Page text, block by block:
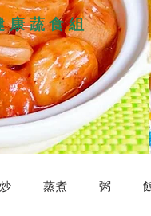
康蔬食組
蒸煮 粥